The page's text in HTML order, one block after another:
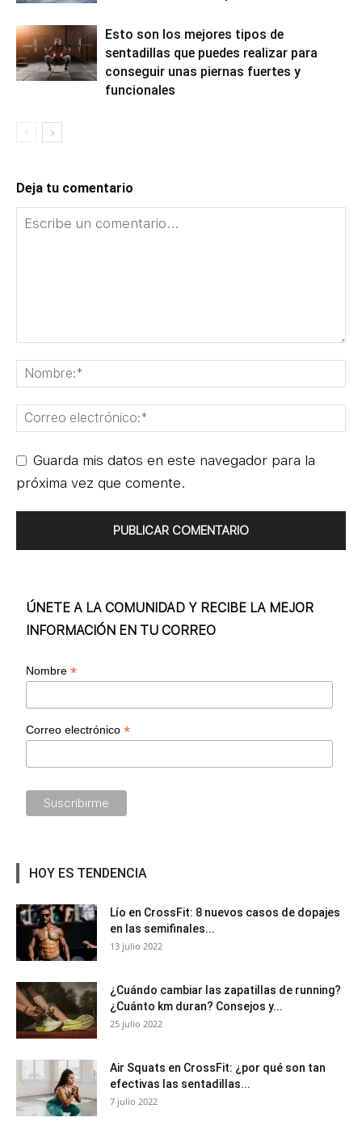
Esto son los mejores tipos de
sentadillas que puedes realizar para
conseguir unas piernas fuertes y
funcionales
Deja tu comentario
Guarda mis datos en este navegador para la
próxima vez que comente.
ÚNETE A LA COMUNIDAD Y RECIBE LA MEJOR
INFORMACIÓN EN TU CORREO
Nombre*
Correo electrónico*
HOY ES TENDENCIA
Lío en CrossFit: 8 nuevos casos de dopajes
en las semifinales...
13 julio 2022
¿Cuándo cambiar las zapatillas de running?
¿Cuánto km duran? Consejos y...
25 julio 2022
Air Squats en CrossFit: ¿por qué son tan
efectivas las sentadillas...
7 julio 2022